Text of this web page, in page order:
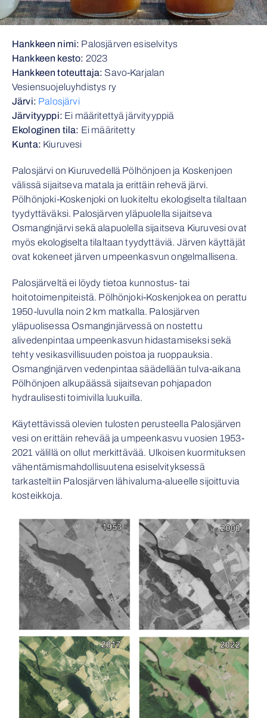
Hankkeen nimi: Palosjärven esiselvitys
Hankkeen kesto: 2023
Hankkeen toteuttaja: Savo-Karjalan
Vesiensuojeluyhdistys ry
Järvi: Palosjärvi
Järvityyppi: Ei määritettyä järvityyppiä
Ekologinen tila: Ei määritetty
Kunta: Kiuruvesi
Palosjärvi on Kiuruvedellä Pölhönjoen ja Koskenjoen
välissä sijaitseva matala ja erittäin rehevä järvi.
Pölhönjoki-Koskenjoki on luokiteltu ekologiselta tilaltaan
tyydyttäväksi. Palosjärven yläpuolella sijaitseva
Osmanginjärvi sekä alapuolella sijaitseva Kiuruvesi ovat
myös ekologiselta tilaltaan tyydyttäviä. Järven käyttäjät
ovat kokeneet järven umpeenkasvun ongelmallisena.
Palosjärveltä ei löydy tietoa kunnostus- tai
hoitotoimenpiteistä. Pölhönjoki-Koskenjokea on perattu
1950-luvulla noin 2 km matkalla. Palosjärven
yläpuolisessa Osmanginjärvessä on nostettu
alivedenpintaa umpeenkasvun hidastamiseksi sekä
tehty vesikasvillisuuden poistoa ja ruoppauksia.
Osmanginjärven vedenpintaa säädellään tulva-aikana
Pölhönjoen alkupäässä sijaitsevan pohjapadon
hydraulisesti toimivilla luukuilla.
Käytettävissä olevien tulosten perusteella Palosjärven
vesi on erittäin rehevää ja umpeenkasvu vuosien 1953-
2021 välillä on ollut merkittävää. Ulkoisen kuormituksen
vähentämismahdollisuutena esiselvityksessä
tarkasteltiin Palosjärven lähivaluma-alueelle sijoittuvia
kosteikkoja.